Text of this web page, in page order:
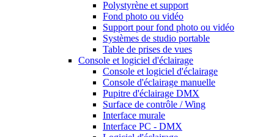
Polystyrène et support
Fond photo ou vidéo
Support pour fond photo ou vidéo
Systèmes de studio portable
Table de prises de vues
Console et logiciel d'éclairage
Console et logiciel d'éclairage
Console d'éclairage manuelle
Pupitre d'éclairage DMX
Surface de contrôle / Wing
Interface murale
Interface PC - DMX